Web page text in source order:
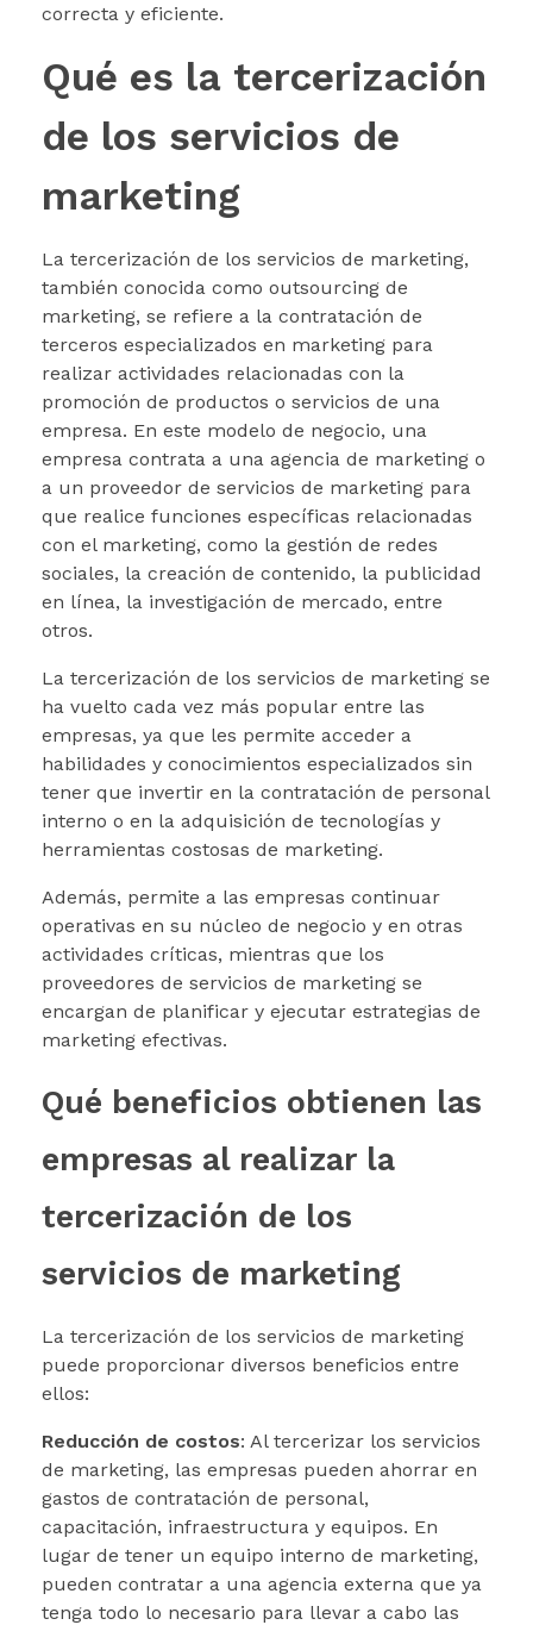
correcta y eficiente.
Qué es la tercerización
de los servicios de
marketing
La tercerización de los servicios de marketing,
también conocida como outsourcing de
marketing, se refiere a la contratación de
terceros especializados en marketing para
realizar actividades relacionadas con la
promoción de productos o servicios de una
empresa. En este modelo de negocio, una
empresa contrata a una agencia de marketing o
a un proveedor de servicios de marketing para
que realice funciones específicas relacionadas
con el marketing, como la gestión de redes
sociales, la creación de contenido, la publicidad
en línea, la investigación de mercado, entre
otros.
La tercerización de los servicios de marketing se
ha vuelto cada vez más popular entre las
empresas, ya que les permite acceder a
habilidades y conocimientos especializados sin
tener que invertir en la contratación de personal
interno o en la adquisición de tecnologías y
herramientas costosas de marketing.
Además, permite a las empresas continuar
operativas en su núcleo de negocio y en otras
actividades críticas, mientras que los
proveedores de servicios de marketing se
encargan de planificar y ejecutar estrategias de
marketing efectivas.
Qué beneficios obtienen las
empresas al realizar la
tercerización de los
servicios de marketing
La tercerización de los servicios de marketing
puede proporcionar diversos beneficios entre
ellos:
Reducción de costos: Al tercerizar los servicios
de marketing, las empresas pueden ahorrar en
gastos de contratación de personal,
capacitación, infraestructura y equipos. En
lugar de tener un equipo interno de marketing,
pueden contratar a una agencia externa que ya
tenga todo lo necesario para llevar a cabo las